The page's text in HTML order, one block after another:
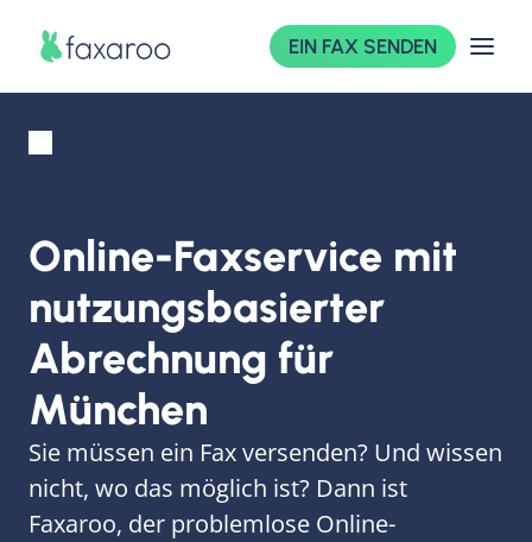
EIN FAX SENDEN
Online-Faxservice mit
nutzungsbasierter
Abrechnung für
München
Sie müssen ein Fax versenden? Und wissen
nicht, wo das möglich ist? Dann ist
Faxaroo, der problemlose Online-